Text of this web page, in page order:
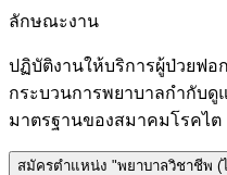
ลักษณะงาน
ปฏิบัติงานให้บริการผู้ป่วยฟอ
กระบวนการพยาบาลกำกับดู
มาตรฐานของสมาคมโรคไต
สมัครตำแหน่ง "พยาบาลวิชาชีพ (